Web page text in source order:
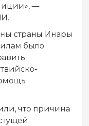
—
страны Инары
было
что причина